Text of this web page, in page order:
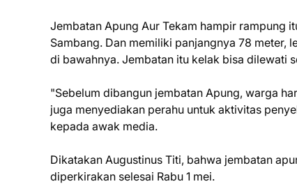
Jembatan Apung Aur Tekam hampir rampung
Sambang. Dan memiliki panjangnya 78 meter,
di bawahnya. Jembatan itu kelak bisa dilewati
"Sebelum dibangun jembatan Apung, warga
juga menyediakan perahu untuk aktivitas
kepada awak media.
Dikatakan Augustinus Titi, bahwa jembatan
diperkirakan selesai Rabu 1 mei.